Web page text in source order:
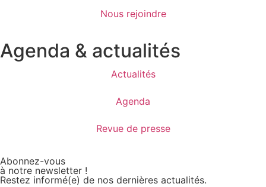
Nous rejoindre
Agenda & actualités
Actualités
Agenda
Revue de presse
Abonnez-vous
à notre newsletter !
Restez informé(e) de nos dernières actualités.